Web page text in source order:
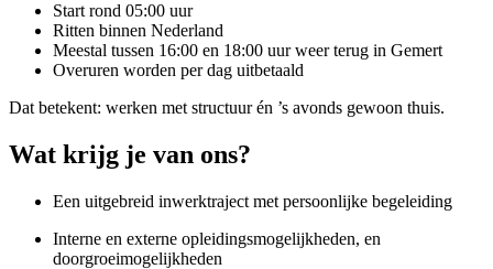
Start rond 05:00 uur
Ritten binnen Nederland
Meestal tussen 16:00 en 18:00 uur weer terug in Gemert
Overuren worden per dag uitbetaald
Dat betekent: werken met structuur én ’s avonds gewoon thuis.
Wat krijg je van ons?
Een uitgebreid inwerktraject met persoonlijke begeleiding
Interne en externe opleidingsmogelijkheden, en
doorgroeimogelijkheden